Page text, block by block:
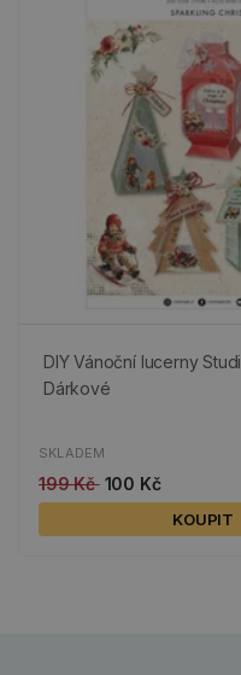
DIY Vánoční lucerny
Dárkové
SKLADEM
199 Kč 100 Kč
KOUPIT